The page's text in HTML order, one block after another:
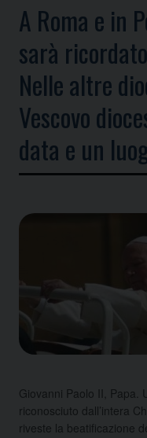
A Roma e in
sarà
Nelle altre
Vescovo
data e un
Giovanni Paolo II, Papa.
riconosciuto dall’intera
riveste la beatificazione